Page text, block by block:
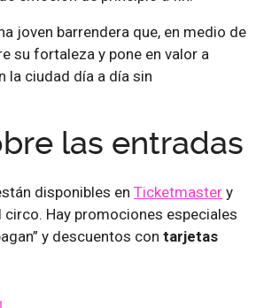
joven barrendera que, en medio de
su fortaleza y pone en valor a
la ciudad día a día sin
las entradas
disponibles en Ticketmaster y
circo. Hay promociones especiales
y descuentos con tarjetas